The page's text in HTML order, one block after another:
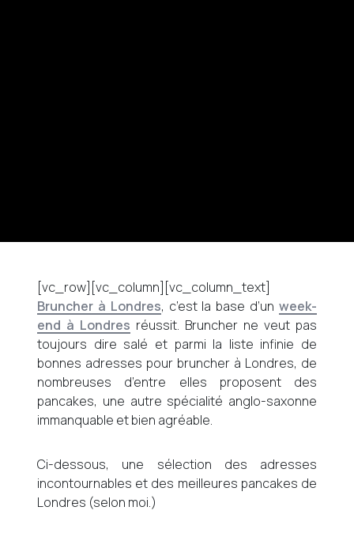
[vc_row][vc_column][vc_column_text]
Bruncher à Londres, c’est la base d’un week-
end à Londres réussit. Bruncher ne veut pas
toujours dire salé et parmi la liste infinie de
bonnes adresses pour bruncher à Londres, de
nombreuses d’entre elles proposent des
pancakes, une autre spécialité anglo-saxonne
immanquable et bien agréable.
Ci-dessous, une sélection des adresses
incontournables et des meilleures pancakes de
Londres (selon moi.)